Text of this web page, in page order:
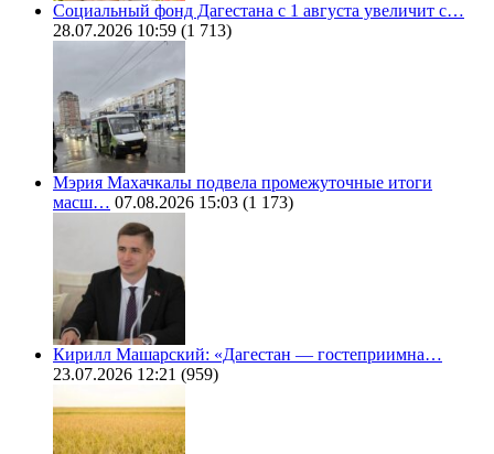
Социальный фонд Дагестана с 1 августа увеличит с…
28.07.2026 10:59 (1 713)
Мэрия Махачкалы подвела промежуточные итоги
масш… 07.08.2026 15:03 (1 173)
Кирилл Машарский: «Дагестан — гостеприимна…
23.07.2026 12:21 (959)